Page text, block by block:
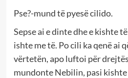
Pse?-mund të pyesë cilido.
Sepse ai e dinte dhe e kishte
ishte me të. Po cili ka qenë ai
vërtetën, apo luftoi për
mundonte Nebilin, pasi